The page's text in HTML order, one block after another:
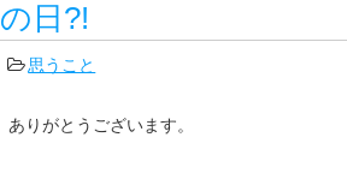
日?!
思うこと
りがとうございます。